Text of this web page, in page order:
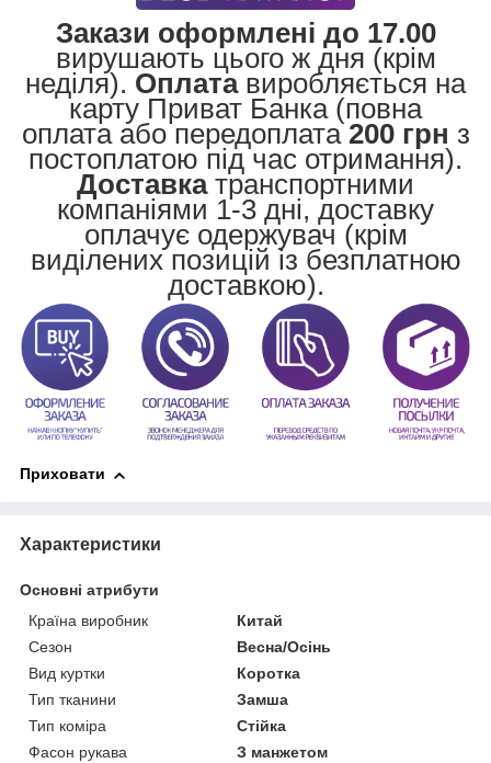
Закази оформлені до 17.00
вирушають цього ж дня (крім
неділя). Оплатавиробляється на
карту Приват Банка (повна
оплата або передоплата200 грн з
постоплатою під час отримання).
Доставкатранспортними
компаніями 1-3 дні, доставку
оплачує одержувач (крім
виділених позицій із безплатною
доставкою).
Приховати
Характеристики
Основні атрибути
Країна виробник
Китай
Сезон
Весна/Осінь
Вид куртки
Коротка
Тип тканини
Замша
Тип коміра
Стійка
Фасон рукава
З манжетом